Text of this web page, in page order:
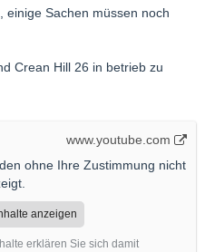
einige Sachen müssen noch
Crean Hill 26 in betrieb zu
www.youtube.com
ohne Ihre Zustimmung nicht
anzeigen
erklären Sie sich damit